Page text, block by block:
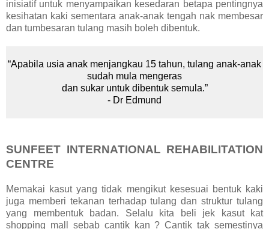
inisiatif untuk menyampaikan kesedaran betapa pentingnya
kesihatan kaki sementara anak-anak tengah nak membesar
dan tumbesaran tulang masih boleh dibentuk.
“Apabila usia anak menjangkau 15 tahun, tulang anak-anak
sudah mula mengeras
dan sukar untuk dibentuk semula.”
- Dr Edmund
SUNFEET INTERNATIONAL REHABILITATION
CENTRE
Memakai kasut yang tidak mengikut kesesuai bentuk kaki
juga memberi tekanan terhadap tulang dan struktur tulang
yang membentuk badan. Selalu kita beli jek kasut kat
shopping mall sebab cantik kan ? Cantik tak semestinya